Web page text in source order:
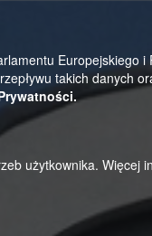
takich
użytkownika.